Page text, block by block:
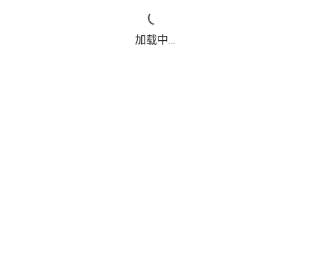
加载中...